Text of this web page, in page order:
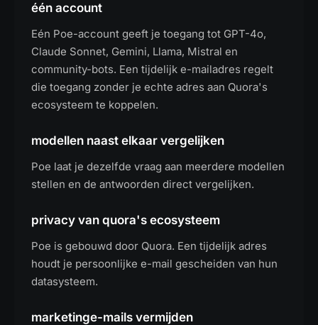
één account
Eén Poe-account geeft je toegang tot GPT-4o,
Claude Sonnet, Gemini, Llama, Mistral en
community-bots. Een tijdelijk e-mailadres regelt
die toegang zonder je echte adres aan Quora's
ecosysteem te koppelen.
modellen naast elkaar vergelijken
Poe laat je dezelfde vraag aan meerdere modellen
stellen en de antwoorden direct vergelijken.
privacy van quora's ecosysteem
Poe is gebouwd door Quora. Een tijdelijk adres
houdt je persoonlijke e-mail gescheiden van hun
datasysteem.
marketinge-mails vermijden